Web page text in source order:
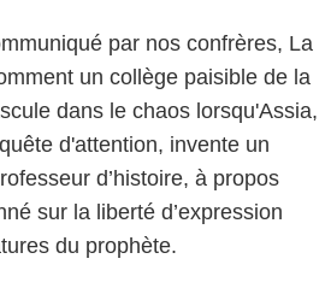
par nos confrères, La
un collège paisible de la
dans le chaos lorsqu'Assia,
d'attention, invente un
d’histoire, à propos
sur la liberté d’expression
du prophète.